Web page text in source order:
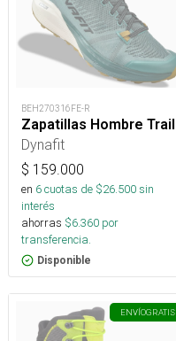
BEH270316FE-R
Zapatillas Hombre Trail
Dynafit
$ 159.000
en 6cuotas de $26.500sin
interés
ahorras $6.360 por
transferencia.
Disponible
ENVÍOGRATIS